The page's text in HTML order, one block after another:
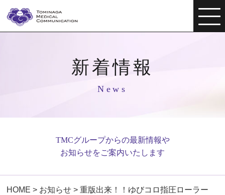
新着情報
News
TMCグループからの最新情報や
お知らせをご案内いたします
HOME > お知らせ >重版出来！！ゆびコロ指圧ローラー